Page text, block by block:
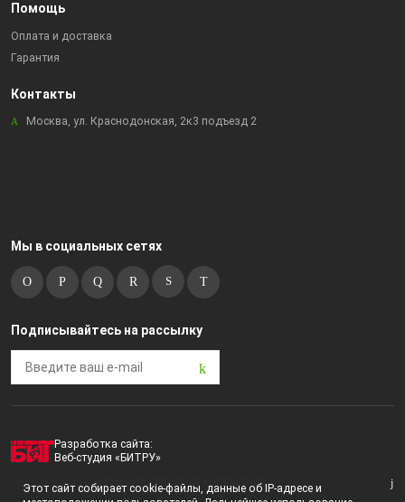
Помощь
Оплата и доставка
Гарантия
Контакты
Москва, ул. Краснодонская, 2к3 подъезд 2
Мы в социальных сетях
Подписывайтесь на рассылку
Разработка сайта:
Веб-студия «БИТРУ»
2023 © i-market |
Пользовательское соглашение
Этот сайт собирает cookie-файлы, данные об IP-адресе и